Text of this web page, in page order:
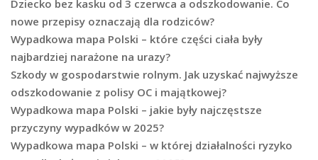
Dziecko bez kasku od 3 czerwca a odszkodowanie. Co
nowe przepisy oznaczają dla rodziców?
Wypadkowa mapa Polski – które części ciała były
najbardziej narażone na urazy?
Szkody w gospodarstwie rolnym. Jak uzyskać najwyższe
odszkodowanie z polisy OC i majątkowej?
Wypadkowa mapa Polski – jakie były najczęstsze
przyczyny wypadków w 2025?
Wypadkowa mapa Polski – w której działalności ryzyko